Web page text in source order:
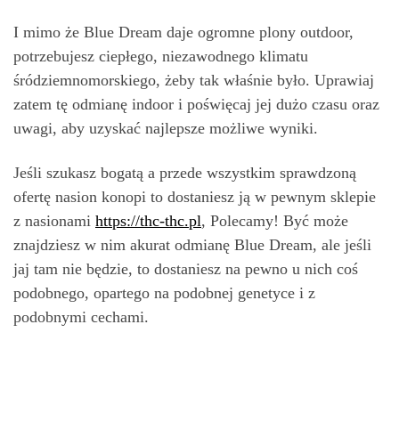
I mimo że Blue Dream daje ogromne plony outdoor,
potrzebujesz ciepłego, niezawodnego klimatu
śródziemnomorskiego, żeby tak właśnie było. Uprawiaj
zatem tę odmianę indoor i poświęcaj jej dużo czasu oraz
uwagi, aby uzyskać najlepsze możliwe wyniki.
Jeśli szukasz bogatą a przede wszystkim sprawdzoną
ofertę nasion konopi to dostaniesz ją w pewnym sklepie
z nasionami https://thc-thc.pl, Polecamy! Być może
znajdziesz w nim akurat odmianę Blue Dream, ale jeśli
jaj tam nie będzie, to dostaniesz na pewno u nich coś
podobnego, opartego na podobnej genetyce i z
podobnymi cechami.